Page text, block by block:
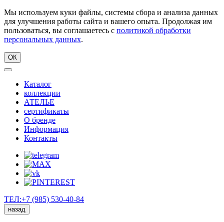
Мы используем куки файлы, системы сбора и анализа данных
для улучшения работы сайта и вашего опыта. Продолжая им
пользоваться, вы соглашаетесь с политикой обработки
персональных данных.
ОК
Каталог
коллекции
АТЕЛЬЕ
сертификаты
О бренде
Информация
Контакты
ТЕЛ:+7 (985) 530-40-84
назад